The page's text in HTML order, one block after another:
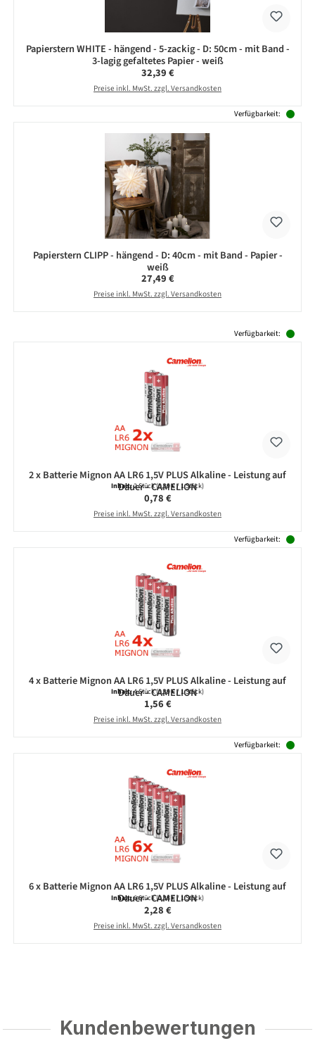
Papierstern WHITE - hängend - 5-zackig - D: 50cm - mit Band -
3-lagig gefaltetes Papier - weiß
Regulärer Preis:
32,39 €
Preise inkl. MwSt. zzgl. Versandkosten
Verfügbarkeit:
Papierstern CLIPP - hängend - D: 40cm - mit Band - Papier -
weiß
Regulärer Preis:
27,49 €
Preise inkl. MwSt. zzgl. Versandkosten
Verfügbarkeit:
2 x Batterie Mignon AA LR6 1,5V PLUS Alkaline - Leistung auf
Dauer - CAMELION
Inhalt:2 Stück(0,39 € / 1 Stück)
Regulärer Preis:
0,78 €
Preise inkl. MwSt. zzgl. Versandkosten
Verfügbarkeit:
4 x Batterie Mignon AA LR6 1,5V PLUS Alkaline - Leistung auf
Dauer - CAMELION
Inhalt:4 Stück(0,39 € / 1 Stück)
Regulärer Preis:
1,56 €
Preise inkl. MwSt. zzgl. Versandkosten
Verfügbarkeit:
6 x Batterie Mignon AA LR6 1,5V PLUS Alkaline - Leistung auf
Dauer - CAMELION
Inhalt:6 Stück(0,38 € / 1 Stück)
Regulärer Preis:
2,28 €
Preise inkl. MwSt. zzgl. Versandkosten
Kundenbewertungen